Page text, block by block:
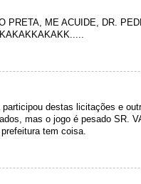
PRETA, ME ACUIDE, DR.
destas licitações e
mas o jogo é pesado SR.
tem coisa.